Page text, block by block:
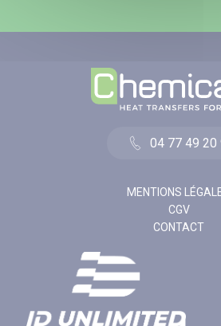
04 77 49 20
MENTIONS
CGV
CONTACT